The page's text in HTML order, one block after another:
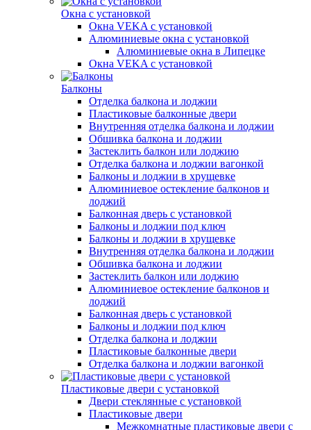
Окна с установкой
Окна VEKA с установкой
Алюминиевые окна с установкой
Алюминиевые окна в Липецке
Окна VEKA с установкой
Балконы
Отделка балкона и лоджии
Пластиковые балконные двери
Внутренняя отделка балкона и лоджии
Обшивка балкона и лоджии
Застеклить балкон или лоджию
Отделка балкона и лоджии вагонкой
Балконы и лоджии в хрущевке
Алюминиевое остекление балконов и
лоджий
Балконная дверь с установкой
Балконы и лоджии под ключ
Балконы и лоджии в хрущевке
Внутренняя отделка балкона и лоджии
Обшивка балкона и лоджии
Застеклить балкон или лоджию
Алюминиевое остекление балконов и
лоджий
Балконная дверь с установкой
Балконы и лоджии под ключ
Отделка балкона и лоджии
Пластиковые балконные двери
Отделка балкона и лоджии вагонкой
Пластиковые двери с установкой
Двери стеклянные с установкой
Пластиковые двери
Межкомнатные пластиковые двери с